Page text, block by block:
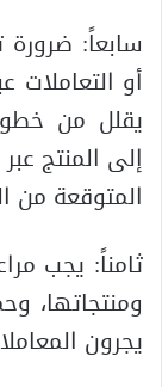
سابعاً:
أو التعاملات
يقلل من
إلى المنتج
المتوقعة من
ثامناً: يجب
ومنتجاتها،
يجرون